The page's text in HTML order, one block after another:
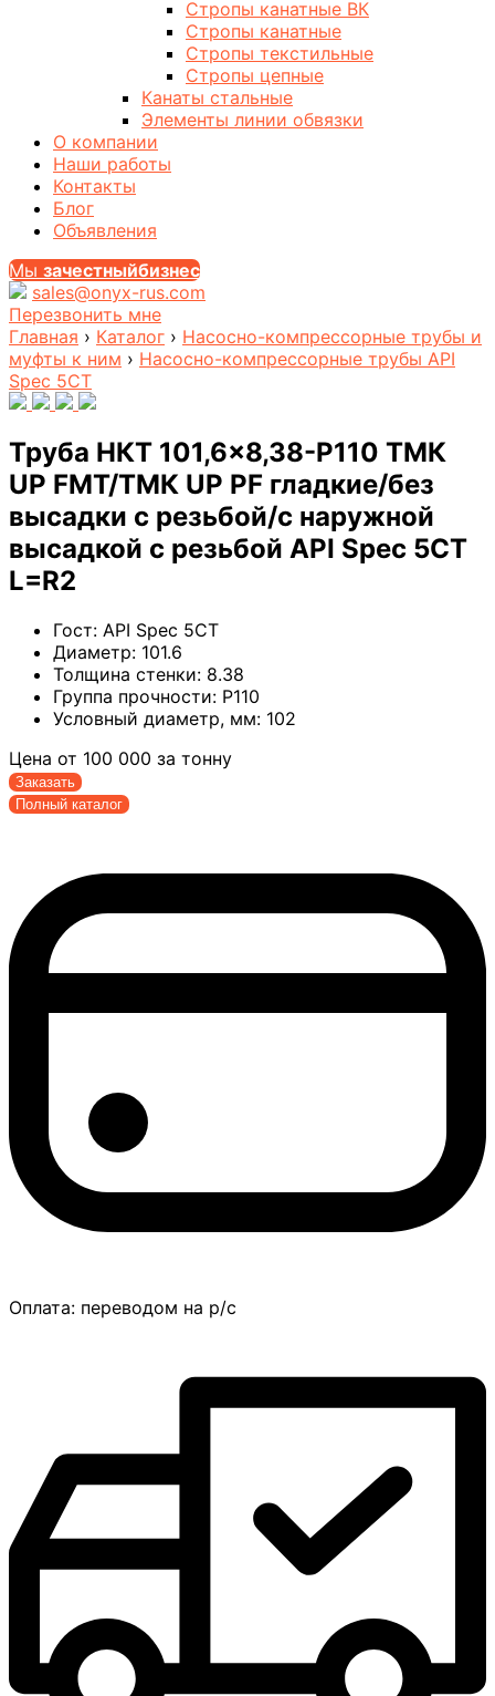
Стропы канатные ВК
Стропы канатные
Стропы текстильные
Стропы цепные
Канаты стальные
Элементы линии обвязки
О компании
Наши работы
Контакты
Блог
Объявления
Мы зачестныйбизнес
sales@onyx-rus.com
Перезвонить мне
Главная › Каталог › Насосно-компрессорные трубы и
муфты к ним › Насосно-компрессорные трубы API
Spec 5CT
Труба НКТ 101,6×8,38-P110 ТМК
UP FMT/ТМК UP PF гладкие/без
высадки с резьбой/с наружной
высадкой с резьбой API Spec 5CT
L=R2
Гост: API Spec 5CT
Диаметр: 101.6
Толщина стенки: 8.38
Группа прочности: P110
Условный диаметр, мм: 102
Цена от 100 000 за тонну
Заказать
Полный каталог
Оплата: переводом на р/с